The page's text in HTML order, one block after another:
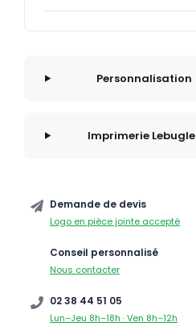
Personnalisation
Imprimerie Lebugle
Demande de devis
Logo en pièce jointe accepté
Conseil personnalisé
Nous contacter
02 38 44 51 05
Lun–Jeu 8h–18h · Ven 8h–12h